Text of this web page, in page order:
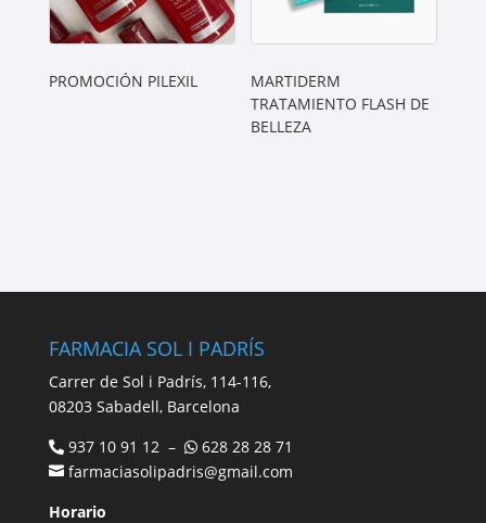
PROMOCIÓN PILEXIL
MARTIDERM
TRATAMIENTO FLASH DE
BELLEZA
FARMACIA SOL I PADRÍS
Carrer de Sol i Padrís, 114-116,
08203 Sabadell, Barcelona
937 10 91 12 –
628 28 28 71
farmaciasolipadris@gmail.com
Horario